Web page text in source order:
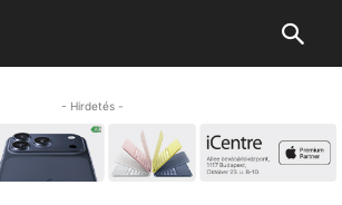
- Hirdetés -